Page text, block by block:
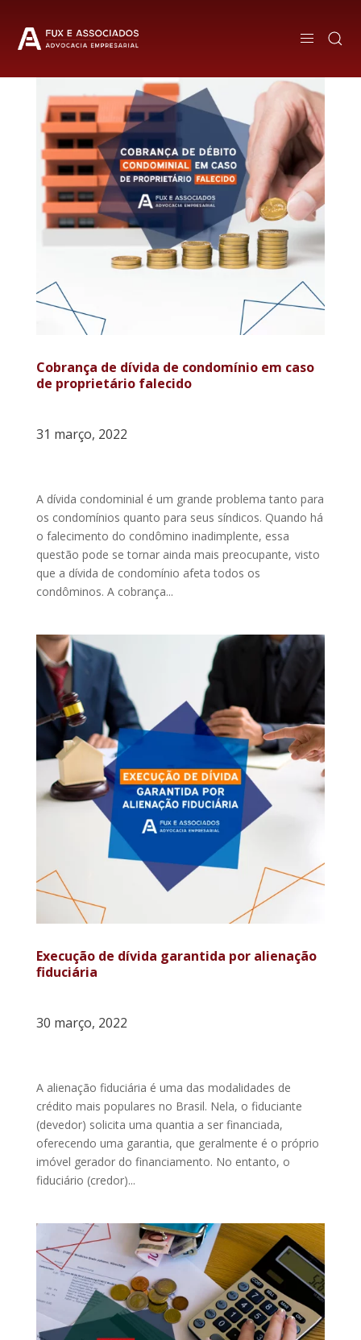
Cobrança de dívida de condomínio em caso
de proprietário falecido
31 março, 2022
A dívida condominial é um grande problema tanto para
os condomínios quanto para seus síndicos. Quando há
o falecimento do condômino inadimplente, essa
questão pode se tornar ainda mais preocupante, visto
que a dívida de condomínio afeta todos os
condôminos. A cobrança...
Execução de dívida garantida por alienação
fiduciária
30 março, 2022
A alienação fiduciária é uma das modalidades de
crédito mais populares no Brasil. Nela, o fiduciante
(devedor) solicita uma quantia a ser financiada,
oferecendo uma garantia, que geralmente é o próprio
imóvel gerador do financiamento. No entanto, o
fiduciário (credor)...